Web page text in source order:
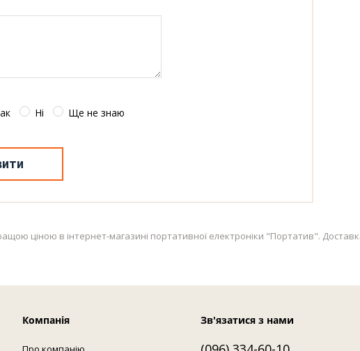
Ні Ще не знаю
ціною в інтернет-магазині портативної електроніки "Портатив".
Компанія Зв'язатися з нами